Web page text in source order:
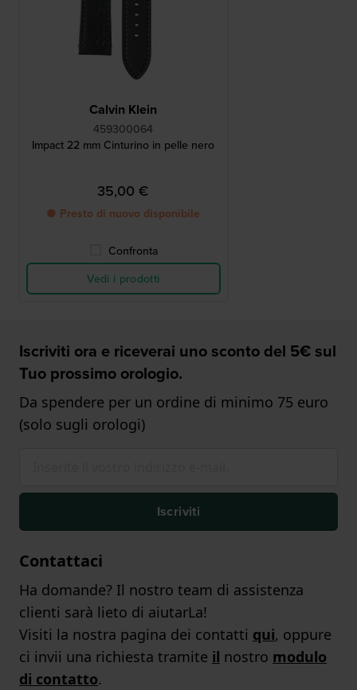
Calvin Klein
459300064
Impact 22 mm Cinturino in pelle nero
35,00 €
● Presto di nuovo disponibile
Confronta
Vedi i prodotti
Iscriviti ora e riceverai uno sconto del 5€ sul
Tuo prossimo orologio.
Da spendere per un ordine di minimo 75 euro
(solo sugli orologi)
Iscriviti
Contattaci
Ha domande? Il nostro team di assistenza
clienti sarà lieto di aiutarLa!
Visiti la nostra pagina dei contatti qui, oppure
ci invii una richiesta tramite il nostro modulo
di contatto.